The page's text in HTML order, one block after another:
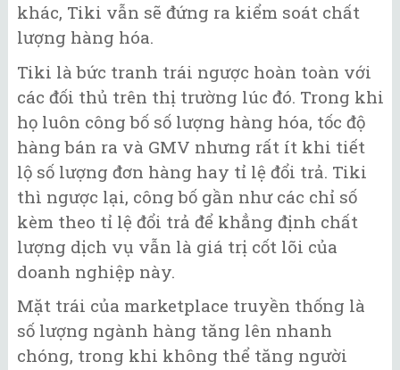
khác, Tiki vẫn sẽ đứng ra kiểm soát chất
lượng hàng hóa.
Tiki là bức tranh trái ngược hoàn toàn với
các đối thủ trên thị trường lúc đó. Trong khi
họ luôn công bố số lượng hàng hóa, tốc độ
hàng bán ra và GMV nhưng rất ít khi tiết
lộ số lượng đơn hàng hay tỉ lệ đổi trả. Tiki
thì ngược lại, công bố gần như các chỉ số
kèm theo tỉ lệ đổi trả để khẳng định chất
lượng dịch vụ vẫn là giá trị cốt lõi của
doanh nghiệp này.
Mặt trái của marketplace truyền thống là
số lượng ngành hàng tăng lên nhanh
chóng, trong khi không thể tăng người